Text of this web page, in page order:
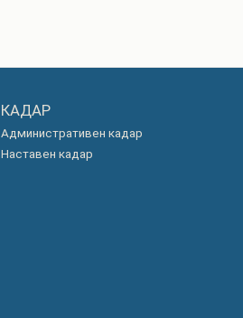
КАДАР
Административен кадар
Наставен кадар